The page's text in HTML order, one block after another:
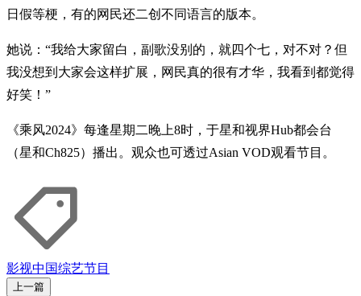
日假等梗，有的网民还二创不同语言的版本。
她说：“我给大家留白，副歌没别的，就四个七，对不对？但
我没想到大家会这样扩展，网民真的很有才华，我看到都觉得
好笑！”
《乘风2024》每逢星期二晚上8时，于星和视界Hub都会台
（星和Ch825）播出。观众也可透过Asian VOD观看节目。
影视中国综艺节目
上一篇